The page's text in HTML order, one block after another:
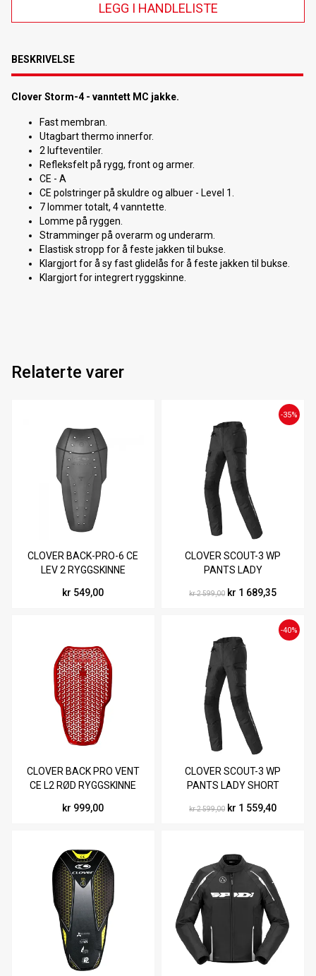
LEGG I HANDLELISTE
BESKRIVELSE
Clover Storm-4 - vanntett MC jakke.
Fast membran.
Utagbart thermo innerfor.
2 lufteventiler.
Refleksfelt på rygg, front og armer.
CE - A
CE polstringer på skuldre og albuer - Level 1.
7 lommer totalt, 4 vanntette.
Lomme på ryggen.
Stramminger på overarm og underarm.
Elastisk stropp for å feste jakken til bukse.
Klargjort for å sy fast glidelås for å feste jakken til bukse.
Klargjort for integrert ryggskinne.
Relaterte varer
CLOVER BACK-PRO-6 CE
LEV 2 RYGGSKINNE
kr 549,00
CLOVER SCOUT-3 WP
PANTS LADY
-35%
kr 2 599,00 kr 1 689,35
CLOVER BACK PRO VENT
CE L2 RØD RYGGSKINNE
kr 999,00
CLOVER SCOUT-3 WP
PANTS LADY SHORT
-40%
kr 2 599,00 kr 1 559,40